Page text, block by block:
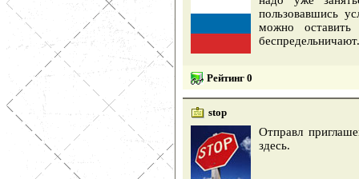
пользовавшись
можно
беспредельничают.
Рейтинг 0
stop
Отправл
здесь.